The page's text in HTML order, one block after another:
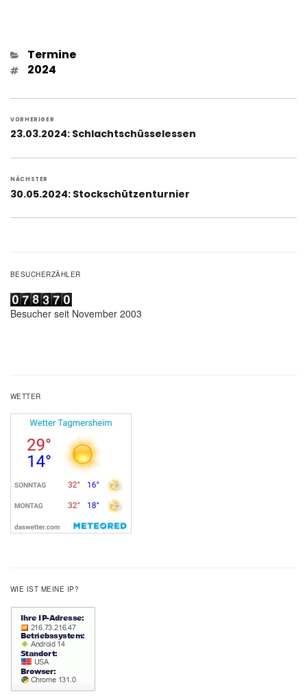
Kategorien
Termine
Schlagwörter
2024
Beitragsnavigation
VORHERIGER
Vorheriger
23.03.2024: Schlachtschüsselessen
NÄCHSTER
Nächster
30.05.2024: Stockschützenturnier
BESUCHERZÄHLER
Besucher seit November 2003
WETTER
WIE IST MEINE IP?